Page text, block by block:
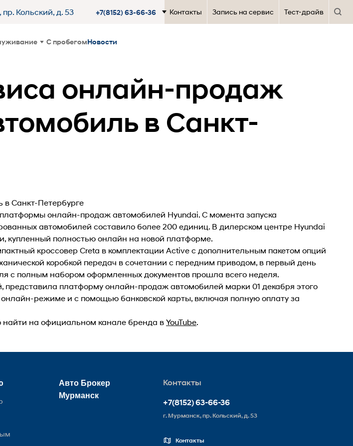
Кольский, д. 53 +7(8152) 63-66-36 Контакты Запись на сервис Тест-драйв
С пробегомНовости
онлайн-продаж
в Санкт-
онлайн-продаж автомобилей Hyundai. С момента запуска
автомобилей составило более 200 единиц. В дилерском центре Hyundai
купленный полностью онлайн на новой платформе.
кроссовер Creta в комплектации Active с дополнительным пакетом опций
коробкой передач в сочетании с передним приводом, в первый день
с полным набором оформленных документов прошла всего неделя.
платформу онлайн-продаж автомобилей марки 01 декабря этого
режиме и с помощью банковской карты, включая полную оплату за
на официальном канале бренда в YouTube.
Авто Брокер
Мурманск
Контакты
+7(8152) 63-66-36
г. Мурманск, пр. Кольский, д. 53
Контакты